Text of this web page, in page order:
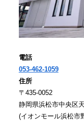
電話
053-462-1059
住所
〒435-0052
静岡県浜松市中央区
(イオンモール浜松市